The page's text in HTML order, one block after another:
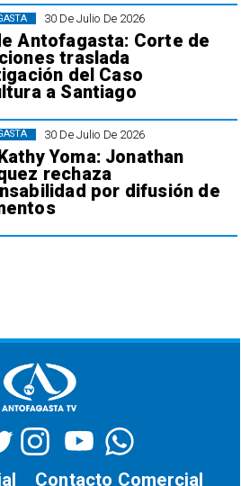
30 De Julio De 2026
Antofagasta: Corte de
traslada
del Caso
a Santiago
30 De Julio De 2026
Yoma: Jonathan
rechaza
por difusión de
Contacto Comercial